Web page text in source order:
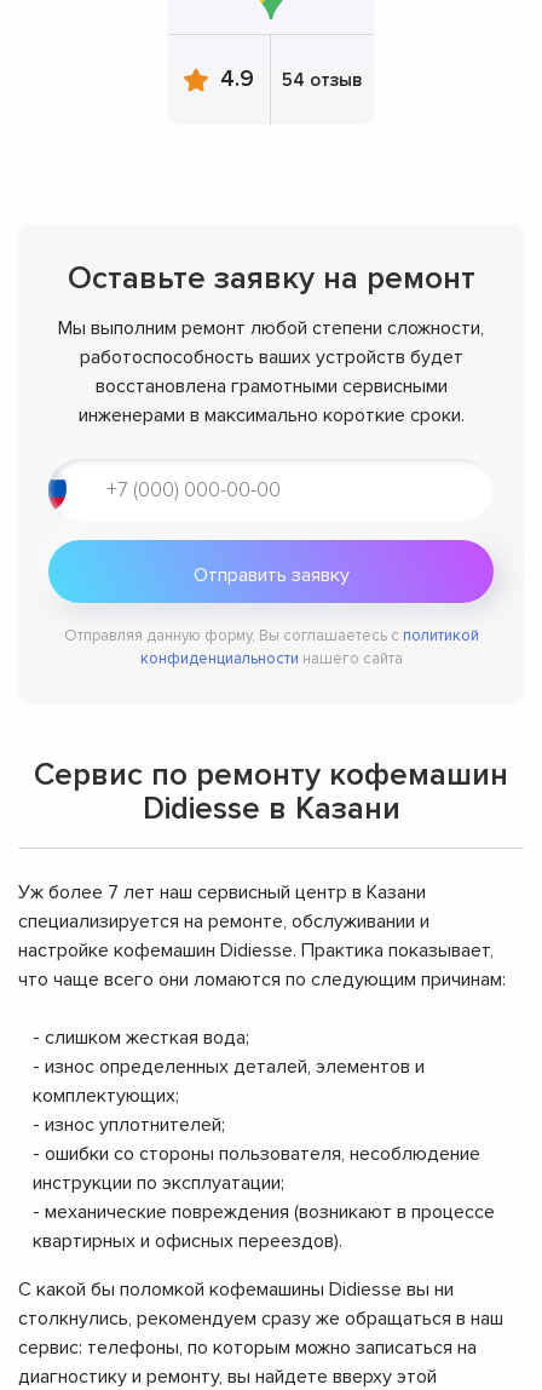
4.9 54 отзыв
Оставьте заявку на ремонт
Мы выполним ремонт любой степени сложности,
работоспособность ваших устройств будет
восстановлена грамотными сервисными
инженерами в максимально короткие сроки.
Отправляя данную форму, Вы соглашаетесь с политикой
конфиденциальности нашего сайта
Сервис по ремонту кофемашин
Didiesse в Казани
Уж более 7 лет наш сервисный центр в Казани
специализируется на ремонте, обслуживании и
настройке кофемашин Didiesse. Практика показывает,
что чаще всего они ломаются по следующим причинам:
- слишком жесткая вода;
- износ определенных деталей, элементов и
комплектующих;
- износ уплотнителей;
- ошибки со стороны пользователя, несоблюдение
инструкции по эксплуатации;
- механические повреждения (возникают в процессе
квартирных и офисных переездов).
С какой бы поломкой кофемашины Didiesse вы ни
столкнулись, рекомендуем сразу же обращаться в наш
сервис: телефоны, по которым можно записаться на
диагностику и ремонту, вы найдете вверху этой